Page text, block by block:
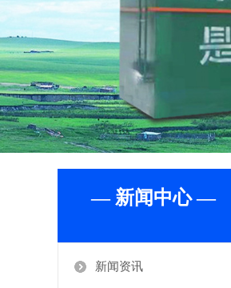
— 新闻中心 —
新闻资讯